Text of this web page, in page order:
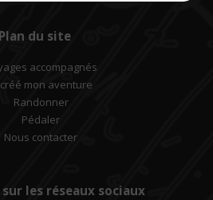
Plan du site
accompagnés
créé mon aventure
Randonner
Pédaler
Nous contacter
les réseaux sociaux